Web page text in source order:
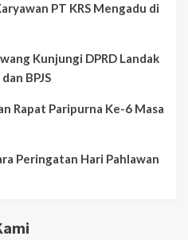
PT KRS Mengadu di
Kunjungi DPRD Landak
BPJS
Rapat Paripurna Ke-6 Masa
Peringatan Hari Pahlawan